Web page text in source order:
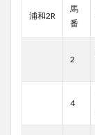
浦和2R
馬
番
2
4